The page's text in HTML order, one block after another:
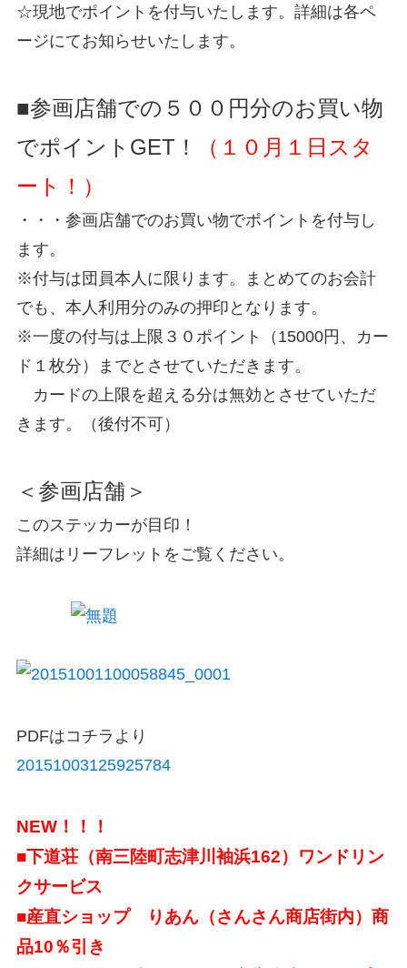
☆現地でポイントを付与いたします。詳細は各ペ
ージにてお知らせいたします。
■参画店舗での５００円分のお買い物
でポイントGET！
（１０月１日スタ
ート！）
・・・参画店舗でのお買い物でポイントを付与し
ます。
※付与は団員本人に限ります。まとめてのお会計
でも、本人利用分のみの押印となります。
※一度の付与は上限３０ポイント（15000円、カー
ド１枚分）までとさせていただきます。
カードの上限を超える分は無効とさせていただ
きます。（後付不可）
＜参画店舗＞
このステッカーが目印！
詳細はリーフレットをご覧ください。
PDFはコチラより
20151003125925784
NEW！！！
■下道荘（南三陸町志津川袖浜162）ワンドリン
クサービス
■産直ショップ りあん（さんさん商店街内）商
品10％引き